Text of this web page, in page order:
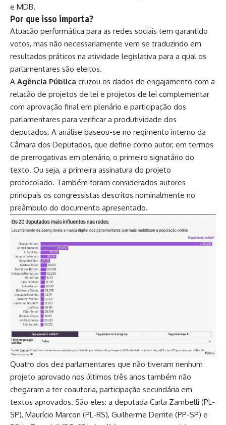
e MDB.
Por que isso importa?
Atuação performática para as redes sociais tem garantido
votos, mas não necessariamente vem se traduzindo em
resultados práticos na atividade legislativa para a qual os
parlamentares são eleitos.
A Agência Pública cruzou os dados de engajamento com a
relação de projetos de lei e projetos de lei complementar
com aprovação final em plenário e participação dos
parlamentares para verificar a produtividade dos
deputados. A análise baseou-se no regimento interno da
Câmara dos Deputados, que define como autor, em termos
de prerrogativas em plenário, o primeiro signatário do
texto. Ou seja, a primeira assinatura do projeto
protocolado. Também foram considerados autores
principais os congressistas descritos nominalmente no
preâmbulo do documento apresentado.
Quatro dos dez parlamentares que não tiveram nenhum
projeto aprovado nos últimos três anos também não
chegaram a ter coautoria, participação secundária em
textos aprovados. São eles: a deputada Carla Zambelli (PL-
SP), Maurício Marcon (PL-RS), Guilherme Derrite (PP-SP) e